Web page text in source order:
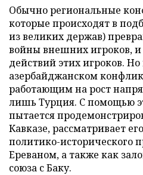
Обычно региональные
которые происходят в
из великих держав)
войны внешних игроков, и
действий этих игроков.
азербайджанском
работающим на рост
лишь Турция. С помощью
пытается
Кавказе, рассматривает
политико-исторического
Ереваном, а также как
союза с Баку.